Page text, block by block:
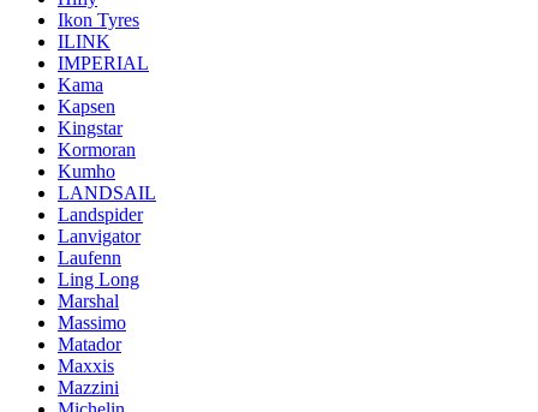
Ikon Tyres
ILINK
IMPERIAL
Kama
Kapsen
Kingstar
Kormoran
Kumho
LANDSAIL
Landspider
Lanvigator
Laufenn
Ling Long
Marshal
Massimo
Matador
Maxxis
Mazzini